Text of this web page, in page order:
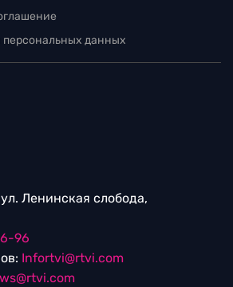
персональных данных
Ленинская слобода,
96
Infortvi@rtvi.com